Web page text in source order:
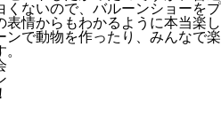
くないので、バルーンショーをプ
表情からもわかるように本当楽し
ンで動物を作ったり、みんなで楽